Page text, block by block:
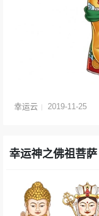
幸运云 2019-11-25
幸运神之佛祖菩萨